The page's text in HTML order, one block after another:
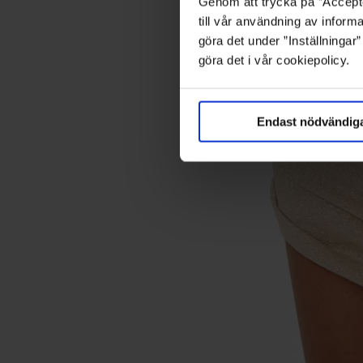
till vår användning av
göra det under
göra det i vår cookiepolicy.
Endast